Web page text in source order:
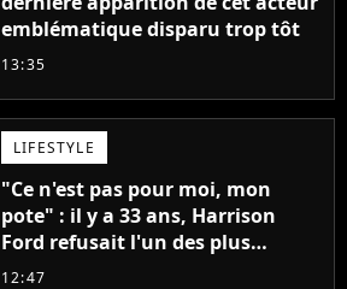
emblématique disparu trop tôt
13:35
LIFESTYLE
"Ce n'est pas pour moi, mon
pote" : il y a 33 ans, Harrison
Ford refusait l'un des plus
grands succès de tous les temps
12:47